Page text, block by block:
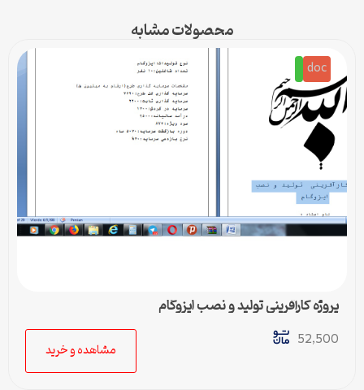
محصولات مشابه
doc
پروژه کارآفرینی تولید و نصب ایزوگام
52,500
مشاهده و خرید